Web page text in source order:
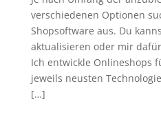
verschiedenen Optionen
Shopsoftware aus. Du
aktualisieren oder mir
Ich entwickle Onlineshops
jeweils neusten
[…]